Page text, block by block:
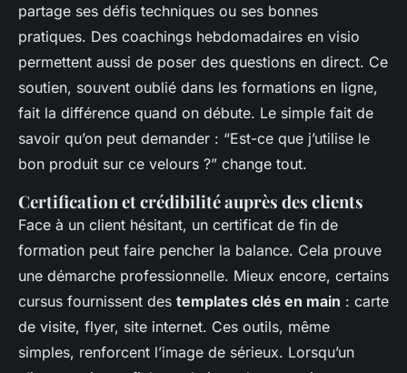
partage ses défis techniques ou ses bonnes
pratiques. Des coachings hebdomadaires en visio
permettent aussi de poser des questions en direct. Ce
soutien, souvent oublié dans les formations en ligne,
fait la différence quand on débute. Le simple fait de
savoir qu’on peut demander : “Est-ce que j’utilise le
bon produit sur ce velours ?” change tout.
Certification et crédibilité auprès des clients
Face à un client hésitant, un certificat de fin de
formation peut faire pencher la balance. Cela prouve
une démarche professionnelle. Mieux encore, certains
cursus fournissent des templates clés en main : carte
de visite, flyer, site internet. Ces outils, même
simples, renforcent l’image de sérieux. Lorsqu’un